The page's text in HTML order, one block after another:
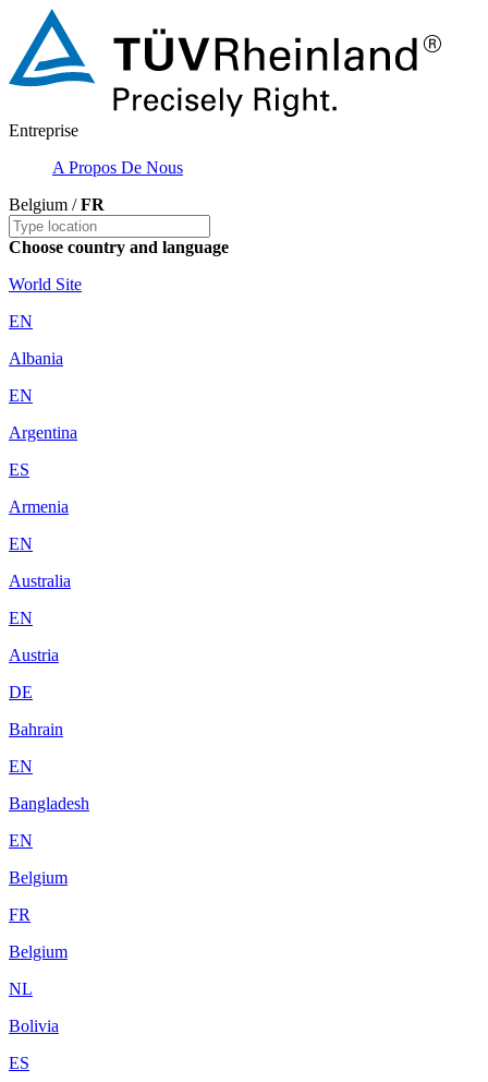
Entreprise
A Propos De Nous
Belgium /FR
Choose country and language
World Site
EN
Albania
EN
Argentina
ES
Armenia
EN
Australia
EN
Austria
DE
Bahrain
EN
Bangladesh
EN
Belgium
FR
Belgium
NL
Bolivia
ES